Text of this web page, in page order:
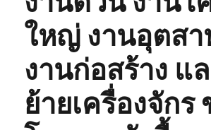
ใหญ่ งานอุตสา
งานก่อสร้าง แ
ย้ายเครื่องจักร